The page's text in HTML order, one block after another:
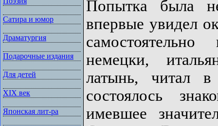
Сатира и юмор
Драматургия
Подарочные издания
Для детей
XIX век
Японская лит-ра
Попытка была
впервые увидел
немецки,
латынь, читал в
состоялось
имевшее